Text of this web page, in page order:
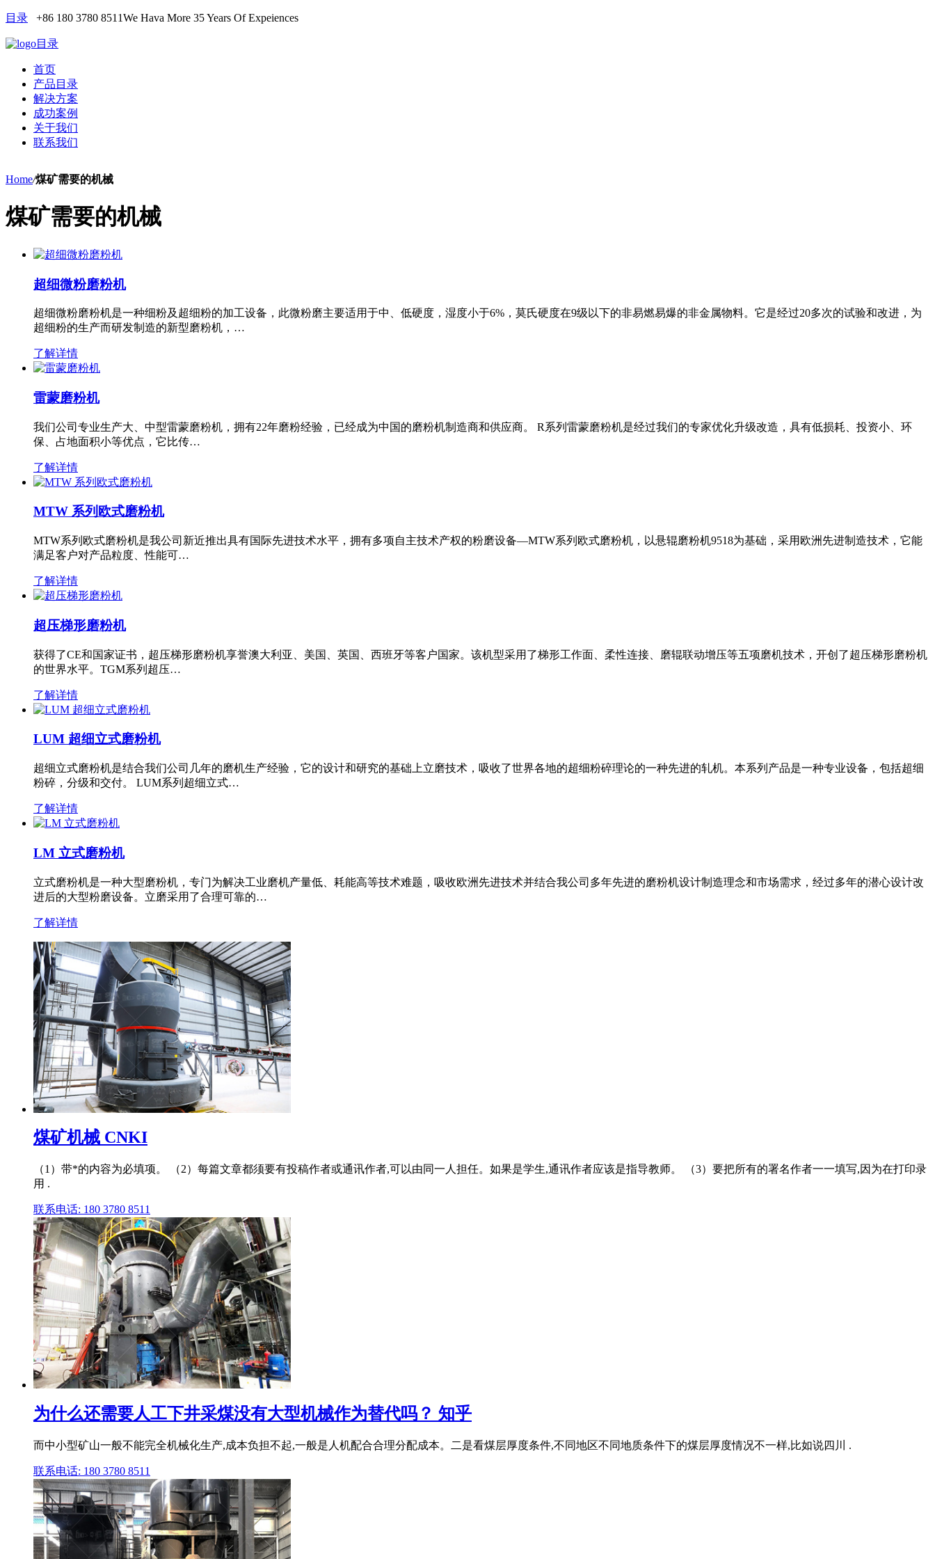
目录 +86 180 3780 8511We Hava More 35 Years Of Expeiences
目录
首页
产品目录
解决方案
成功案例
关于我们
联系我们
Home/煤矿需要的机械
煤矿需要的机械
超细微粉磨粉机
超细微粉磨粉机是一种细粉及超细粉的加工设备，此微粉磨主要适用于中、低硬度，湿度小于6%，莫氏硬度在9级以下的非易燃易爆的非金属物料。它是经过20多次的试验和改进，为
超细粉的生产而研发制造的新型磨粉机，…
了解详情
雷蒙磨粉机
我们公司专业生产大、中型雷蒙磨粉机，拥有22年磨粉经验，已经成为中国的磨粉机制造商和供应商。 R系列雷蒙磨粉机是经过我们的专家优化升级改造，具有低损耗、投资小、环
保、占地面积小等优点，它比传…
了解详情
MTW 系列欧式磨粉机
MTW系列欧式磨粉机是我公司新近推出具有国际先进技术水平，拥有多项自主技术产权的粉磨设备—MTW系列欧式磨粉机，以悬辊磨粉机9518为基础，采用欧洲先进制造技术，它能
满足客户对产品粒度、性能可…
了解详情
超压梯形磨粉机
获得了CE和国家证书，超压梯形磨粉机享誉澳大利亚、美国、英国、西班牙等客户国家。该机型采用了梯形工作面、柔性连接、磨辊联动增压等五项磨机技术，开创了超压梯形磨粉机
的世界水平。TGM系列超压…
了解详情
LUM 超细立式磨粉机
超细立式磨粉机是结合我们公司几年的磨机生产经验，它的设计和研究的基础上立磨技术，吸收了世界各地的超细粉碎理论的一种先进的轧机。本系列产品是一种专业设备，包括超细
粉碎，分级和交付。 LUM系列超细立式…
了解详情
LM 立式磨粉机
立式磨粉机是一种大型磨粉机，专门为解决工业磨机产量低、耗能高等技术难题，吸收欧洲先进技术并结合我公司多年先进的磨粉机设计制造理念和市场需求，经过多年的潜心设计改
进后的大型粉磨设备。立磨采用了合理可靠的…
了解详情
煤矿机械 CNKI
（1）带*的内容为必填项。 （2）每篇文章都须要有投稿作者或通讯作者,可以由同一人担任。如果是学生,通讯作者应该是指导教师。 （3）要把所有的署名作者一一填写,因为在打印录
用 .
联系电话: 180 3780 8511
为什么还需要人工下井采煤没有大型机械作为替代吗？ 知乎
而中小型矿山一般不能完全机械化生产,成本负担不起,一般是人机配合合理分配成本。二是看煤层厚度条件,不同地区不同地质条件下的煤层厚度情况不一样,比如说四川 .
联系电话: 180 3780 8511